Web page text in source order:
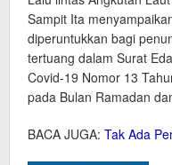
Sampit Ita
diperuntukkan bagi
tertuang dalam Surat
Covid-19 Nomor 13
pada Bulan Ramadan
BACA JUGA: Tak Ada